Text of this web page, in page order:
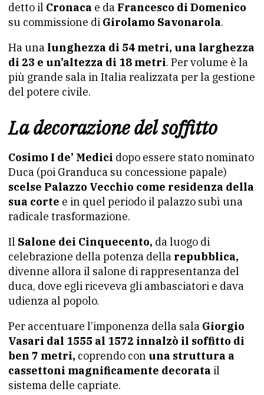
detto il Cronaca e da Francesco di Domenico
su commissione di Girolamo Savonarola.
Ha una lunghezza di 54 metri, una larghezza
di 23 e un’altezza di 18 metri. Per volume è la
più grande sala in Italia realizzata per la gestione
del potere civile.
La decorazione del soffitto
Cosimo I de’ Medici dopo essere stato nominato
Duca (poi Granduca su concessione papale)
scelse Palazzo Vecchio come residenza della
sua corte e in quel periodo il palazzo subì una
radicale trasformazione.
Il Salone dei Cinquecento, da luogo di
celebrazione della potenza della repubblica,
divenne allora il salone di rappresentanza del
duca, dove egli riceveva gli ambasciatori e dava
udienza al popolo.
Per accentuare l’imponenza della sala Giorgio
Vasari dal 1555 al 1572 innalzò il soffitto di
ben 7 metri, coprendo con una struttura a
cassettoni magnificamente decorata il
sistema delle capriate.